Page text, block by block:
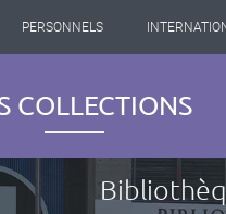
PERSONNELS
COLLECTIONS